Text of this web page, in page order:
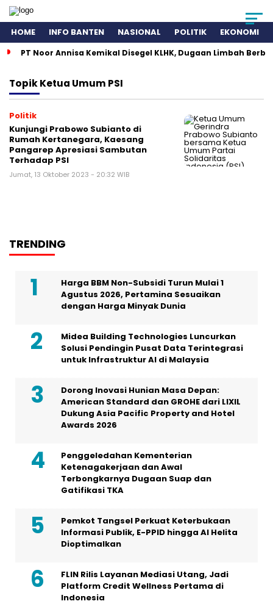
HOME INFO BANTEN NASIONAL POLITIK EKONOMI
PT Noor Annisa Kemikal Disegel KLHK, Dugaan Limbah
TopikKetua Umum PSI
Politik
Kunjungi Prabowo Subianto di
Rumah Kertanegara, Kaesang
Pangarep Apresiasi Sambutan
Terhadap PSI
Jumat, 13 Oktober 2023 - 20:32 WIB
TRENDING
Harga BBM Non-Subsidi Turun Mulai 1
Agustus 2026, Pertamina Sesuaikan
dengan Harga Minyak Dunia
Midea Building Technologies Luncurkan
Solusi Pendingin Pusat Data Terintegrasi
untuk Infrastruktur AI di Malaysia
Dorong Inovasi Hunian Masa Depan:
American Standard dan GROHE dari LIXIL
Dukung Asia Pacific Property and Hotel
Awards 2026
Penggeledahan Kementerian
Ketenagakerjaan dan Awal
Terbongkarnya Dugaan Suap dan
Gatifikasi TKA
Pemkot Tangsel Perkuat Keterbukaan
Informasi Publik, E-PPID hingga AI Helita
Dioptimalkan
FLIN Rilis Layanan Mediasi Utang, Jadi
Platform Credit Wellness Pertama di
Indonesia